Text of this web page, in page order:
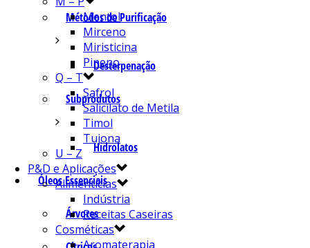
Métodos de Purificação
Desterpenação
Subprodutos
Hidrolatos
Óleos Essenciais
Árvores
Mentol
Mirceno
Miristicina
Pineno
Q – T
Safrol
Salicilato de Metila
Timol
Tujona
U – Z
P&D e Aplicações
Alimentícias
Indústria
Receitas Caseiras
Cosméticas
Aromaterapia